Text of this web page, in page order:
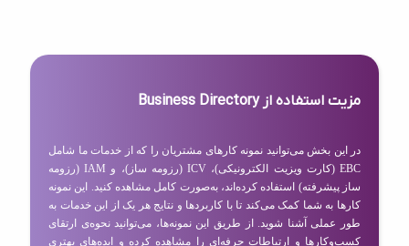
مزیت استفاده از Business Directory
در این بخش می‌توانید نمونه کارهای مشتریان را که از خدمات ما شامل
EBC (کارت ویزیت الکترونیکی)، ICV (رزومه ساز)، و IAM (رزومه
ساز پیشرفته) استفاده کرده‌اند، به‌صورت کامل مشاهده کنید. این نمونه
کارها به شما کمک می‌کند تا با کاربردها و نتایج هر یک از این خدمات به
طور عملی آشنا شوید. از طریق این نمونه‌ها، می‌توانید نحوه‌ی ارتقای
کسب‌وکارها و ارتباطات حرفه‌ای را مشاهده کرده و ایده‌های بهتری